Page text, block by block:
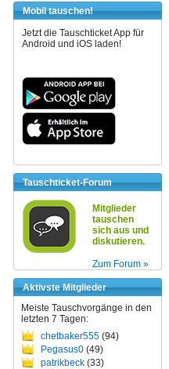
Mobil tauschen!
Jetzt die Tauschticket App für
Android und iOS laden!
Tauschticket-Forum
Mitglieder
tauschen
sich aus und
diskutieren.
Zum Forum »
Aktivste Mitglieder
Meiste Tauschvorgänge in den
letzten 7 Tagen:
chetbaker555 (94)
Pegasus0 (49)
patrikbeck (33)